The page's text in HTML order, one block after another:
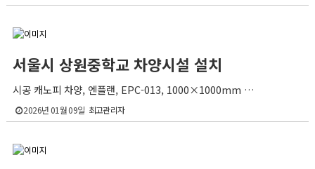
서울시 상원중학교 차양시설 설치
시공 캐노피 차양, 엔플랜, EPC-013, 1000×1000mm …
2026년 01월 09일 최고관리자